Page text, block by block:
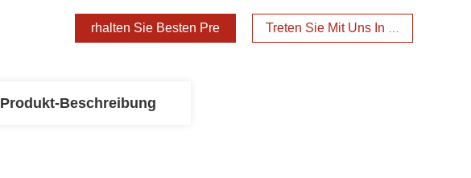
Erhalten Sie Besten Preis Treten Sie Mit Uns In Verbindung
Produkt-Beschreibung